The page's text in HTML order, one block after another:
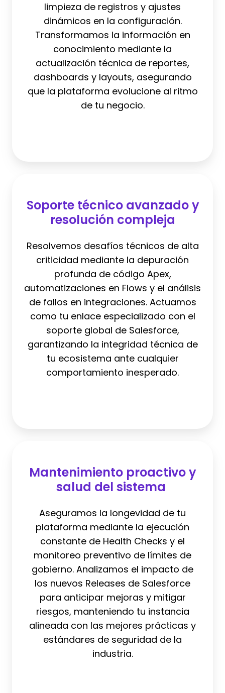
limpieza de registros y ajustes
dinámicos en la configuración.
Transformamos la información en
conocimiento mediante la
actualización técnica de reportes,
dashboards y layouts, asegurando
que la plataforma evolucione al ritmo
de tu negocio.
Soporte técnico avanzado y
resolución compleja
Resolvemos desafíos técnicos de alta
criticidad mediante la depuración
profunda de código Apex,
automatizaciones en Flows y el análisis
de fallos en integraciones. Actuamos
como tu enlace especializado con el
soporte global de Salesforce,
garantizando la integridad técnica de
tu ecosistema ante cualquier
comportamiento inesperado.
avanzado
y
resolución
compleja
Mantenimiento proactivo y
salud del sistema
Aseguramos la longevidad de tu
plataforma mediante la ejecución
constante de Health Checks y el
monitoreo preventivo de límites de
gobierno. Analizamos el impacto de
los nuevos Releases de Salesforce
para anticipar mejoras y mitigar
riesgos, manteniendo tu instancia
alineada con las mejores prácticas y
estándares de seguridad de la
industria.
proactivo
y
salud
sistema